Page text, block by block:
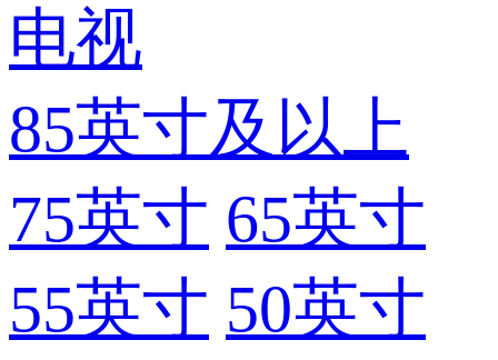
电视
85英寸及以上
75英寸 65英寸
55英寸 50英寸